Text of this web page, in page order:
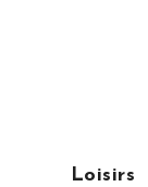
Loisirs